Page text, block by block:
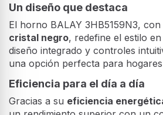
Un diseño que destaca
El horno BALAY 3HB5159N3,
cristal negro, redefine el estilo
diseño integrado y controles
una opción perfecta para
Eficiencia para el día a día
Gracias a su eficiencia